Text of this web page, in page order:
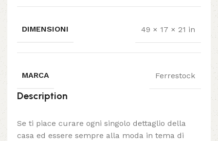
DIMENSIONI 49 × 17 × 21 in
MARCA Ferrestock
Description
Se ti piace curare ogni singolo dettaglio della
casa ed essere sempre alla moda in tema di